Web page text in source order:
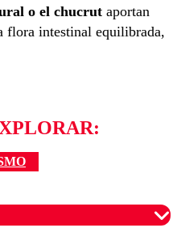
o el chucrut aportan
flora intestinal equilibrada,